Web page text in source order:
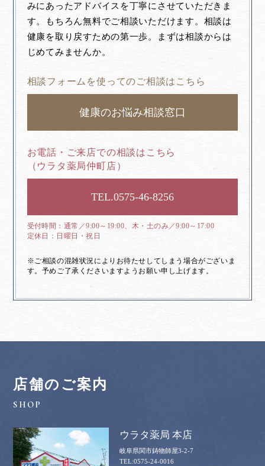
みにあったアドバイスを丁寧にさせていただきま
す。もちろん無料でご相談いただけます。相談は
健康を取り戻すための第一歩。まずは相談からは
じめてみませんか。
相談フォームを使ってのご相談はこちら
健康のお悩み相談窓口
お電話・ご来店での相談はこちら
（ウラタ薬局仲町店）
0575-46-8256
通常／9:00～19:00、木・土のみ／9:00～17:00
日曜日・祝日
※ご相談の混雑状況によりお待たせしてしまう場合がございま
す。予めご了承くださいますようお願い申し上げます。
店舗のご案内
ウラタ薬局 本店
岐阜県関市鋳物師屋3-2-7
0575-24-0016